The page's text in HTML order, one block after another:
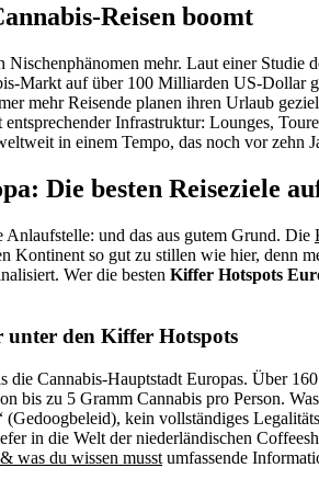
Reisen boomt
Nischenphänomen mehr. Laut einer Studie
Markt auf über 100 Milliarden US-Dollar
mehr Reisende planen ihren Urlaub
Infrastruktur: Lounges,
in einem Tempo, das noch vor zehn
Die besten Reiseziele
Anlaufstelle: und das aus gutem Grund. Die
Kontinent so gut zu stillen wie hier, denn
Wer die besten Kiffer Hotspots
unter den Kiffer Hotspots
die Cannabis-Hauptstadt Europas. Über
bis zu 5 Gramm Cannabis pro Person.
(Gedoogbeleid), kein vollständiges
in die Welt der niederländischen
was du wissen musst umfassende